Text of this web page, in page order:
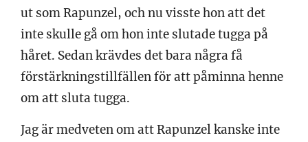
ut som Rapunzel, och nu visste hon att det
inte skulle gå om hon inte slutade tugga på
håret. Sedan krävdes det bara några få
förstärkningstillfällen för att påminna henne
om att sluta tugga.
Jag är medveten om att Rapunzel kanske inte